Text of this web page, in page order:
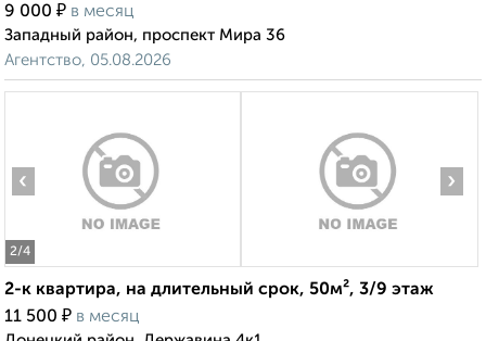
9 000 ₽ в месяц
Западный район, проспект Мира 36
Агентство, 05.08.2026
2/4
‹ ›
2-к квартира, на длительный срок, 50м², 3/9 этаж
11 500 ₽ в месяц